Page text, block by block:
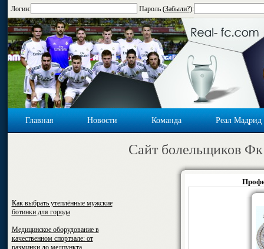
Логин: Пароль (Забыли?):
Главная Новости Команда Реал Мадрид
Cайт болельщиков
Как выбрать утеплённые мужские
ботинки для города
Медицинское оборудование в
качественном спортзале: от
разминки до медпункта